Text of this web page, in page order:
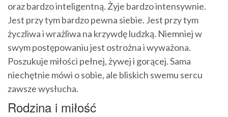
oraz bardzo inteligentną. Żyje bardzo intensywnie.
Jest przy tym bardzo pewna siebie. Jest przy tym
życzliwa i wrażliwa na krzywdę ludzką. Niemniej w
swym postępowaniu jest ostrożna i wyważona.
Poszukuje miłości pełnej, żywej i gorącej. Sama
niechętnie mówi o sobie, ale bliskich swemu sercu
zawsze wysłucha.
Rodzina i miłość